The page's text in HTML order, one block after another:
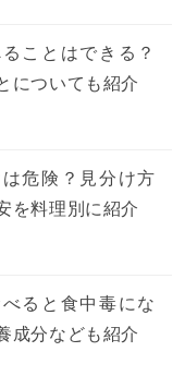
ことはできる？
についても紹介
危険？見分け方
を料理別に紹介
ると食中毒にな
成分なども紹介